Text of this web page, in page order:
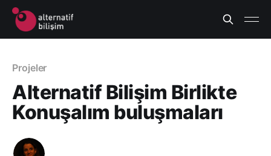
Projeler
Alternatif Bilişim Birlikte
Konuşalım buluşmaları